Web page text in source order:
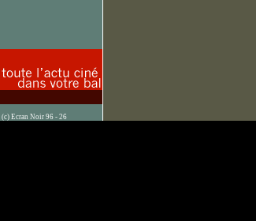
(c) Ecran Noir 96 - 26